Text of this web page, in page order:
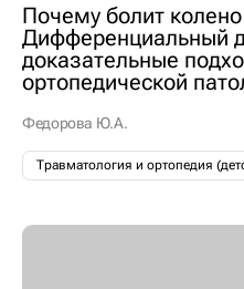
Почему болит
Дифференциальный
доказательные
ортопедической
Федорова Ю.А.
Травматология и ортопедия